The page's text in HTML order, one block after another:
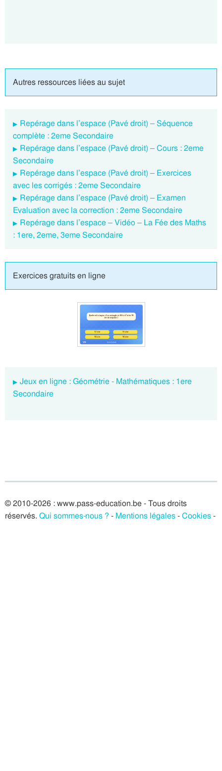
Autres ressources liées au sujet
Repérage dans l’espace (Pavé droit) – Séquence
complète : 2eme Secondaire
Repérage dans l’espace (Pavé droit) – Cours : 2eme
Secondaire
Repérage dans l’espace (Pavé droit) – Exercices
avec les corrigés : 2eme Secondaire
Repérage dans l’espace (Pavé droit) – Examen
Evaluation avec la correction : 2eme Secondaire
Repérage dans l’espace – Vidéo – La Fée des Maths
: 1ere, 2eme, 3eme Secondaire
Exercices gratuits en ligne
Jeux en ligne : Géométrie - Mathématiques : 1ere
Secondaire
© 2010-2026 : www.pass-education.be - Tous droits
réservés. Qui sommes-nous ? - Mentions légales-Cookies-